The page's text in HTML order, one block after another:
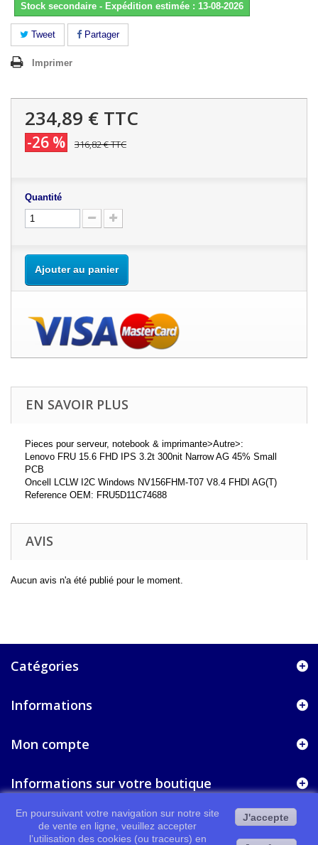
Stock secondaire - Expédition estimée : 13-08-2026
Tweet Partager
Imprimer
234,89 € TTC
-26 % 316,82 €TTC
Quantité
Ajouter au panier
EN SAVOIR PLUS
Pieces pour serveur, notebook & imprimante>Autre>:
Lenovo FRU 15.6 FHD IPS 3.2t 300nit Narrow AG 45% Small
PCB
Oncell LCLW I2C Windows NV156FHM-T07 V8.4 FHDI AG(T)
Reference OEM: FRU5D11C74688
AVIS
Aucun avis n'a été publié pour le moment.
Catégories
Informations
Mon compte
Informations sur votre boutique
En poursuivant votre navigation sur notre site
de vente en ligne, veuillez accepter
l’utilisation des cookies (ou traceurs) en
J'accepte